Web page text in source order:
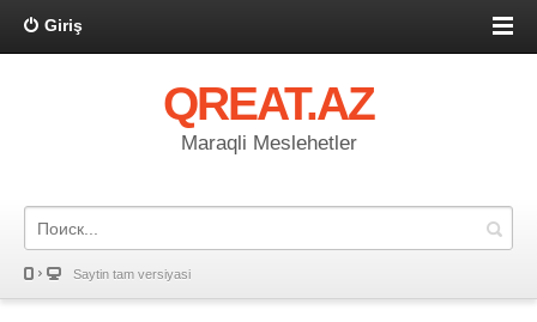
Giriş
QREAT.AZ
Maraqli Meslehetler
Saytin tam versiyasi